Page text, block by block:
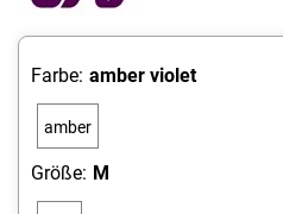
Farbe: amber violet
amber
Größe: M